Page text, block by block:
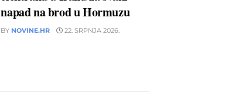
napad na brod u Hormuzu
BY NOVINE.HR 22. SRPNJA 2026.